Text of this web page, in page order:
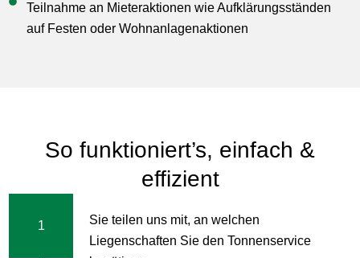
Teilnahme an Mieteraktionen wie Aufklärungsständen
auf Festen oder Wohnanlagenaktionen
So funktioniert’s, einfach &
effizient
1
Sie teilen uns mit, an welchen
Liegenschaften Sie den Tonnenservice